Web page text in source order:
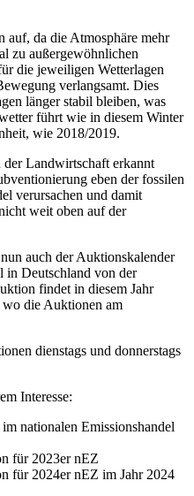
auf, da die Atmosphäre mehr
zu außergewöhnlichen
die jeweiligen Wetterlagen
verlangsamt. Dies
länger stabil bleiben, was
führt wie in diesem Winter
wie 2018/2019.
der Landwirtschaft erkannt
eben der fossilen
verursachen und damit
weit oben auf der
auch der Auktionskalender
in Deutschland von der
findet in diesem Jahr
wo die Auktionen am
dienstags und donnerstags
Interesse:
nationalen Emissionshandel
für 2023er nEZ
2024er nEZ im Jahr 2024